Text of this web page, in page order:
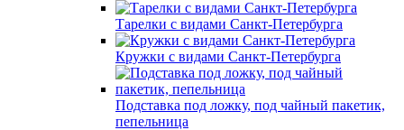
Тарелки с видами Санкт-Петербурга
Кружки с видами Санкт-Петербурга
Подставка под ложку, под чайный пакетик,
пепельница